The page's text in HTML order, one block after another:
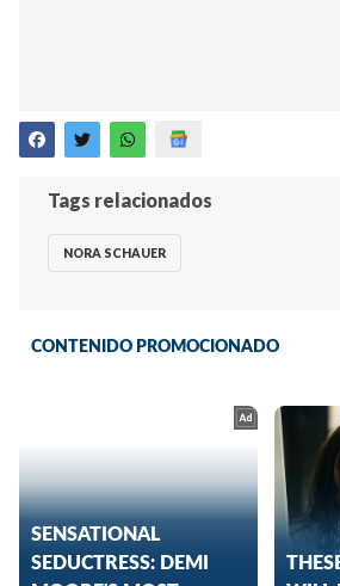
Tags relacionados
NORA SCHAUER